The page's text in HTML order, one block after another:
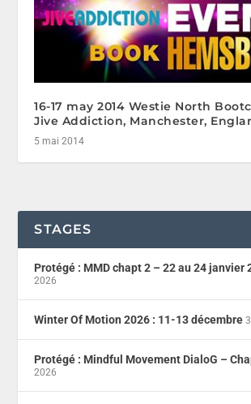
16-17 may 2014 Westie North
Jive Addiction, Manchester,
5 mai 2014
STAGES
Protégé : MMD chapt 2 – 22 au 24 janvier
2026
Winter Of Motion 2026 : 11-13 décembre
Protégé : Mindful Movement DialoG –
2026